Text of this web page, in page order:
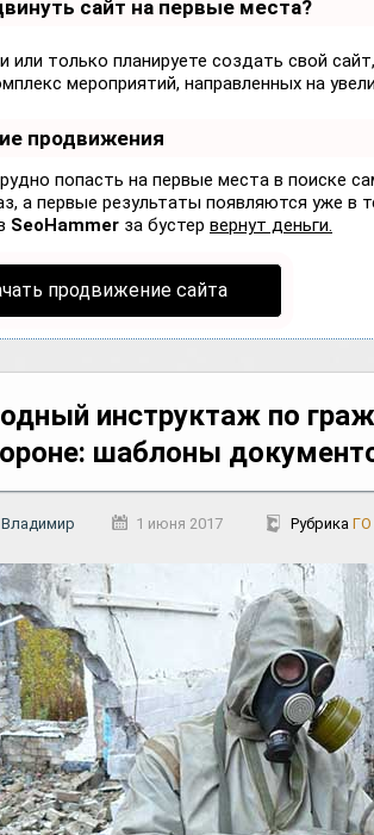
сайт на первые места?
или только планируете создать свой
мероприятий, направленных на
продвижения
попасть на первые места в поиске
а первые результаты появляются уже в
SeoHammer за бустер вернут деньги.
продвижение сайта
инструктаж по
шаблоны
Владимир 1 июня 2017 Рубрика ГО